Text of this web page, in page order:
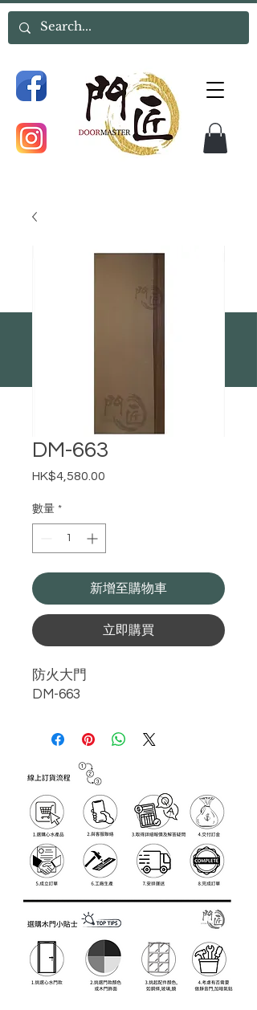
DM-663
HK$4,580.00
數量 *
新增至購物車
立即購買
防火大門
DM-663